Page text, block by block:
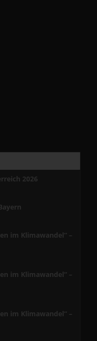
2026
im Klimawandel“ –
im Klimawandel“ –
im Klimawandel“ –